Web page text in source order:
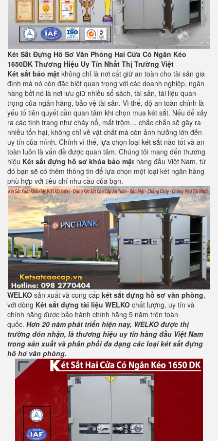
Két Sắt Đựng Hồ Sơ Văn Phòng Hai Cửa Có Ngăn Kéo
1650DK Thương Hiệu Uy Tín Nhất Thị Trường Việt
Két sắt bảo mật không chỉ là nơi cất giữ an toàn cho tài sản gia
đình mà nó còn đặc biệt quan trọng với các doanh nghiệp, ngân
hàng bởi nó là nơi lưu giữ nhiều sổ sách, tài sản, tài liệu quan
trọng của ngân hàng, bảo vệ tài sản. Vì thế, độ an toàn chính là
yếu tố tiên quyết cần quan tâm khi chọn mua két sắt. Nếu để xảy
ra các tình trạng như cháy nổ, mất trộm… chắc chắn sẽ gây ra
nhiều tổn hại, không chỉ về vật chất mà còn ảnh hưởng lớn đến
uy tín của mình. Chính vì thế, lựa chọn loại két sắt nào tốt và an
toàn luôn là vấn đề được quan tâm. Chúng tôi mang đến thương
hiệu Két sắt đựng hồ sơ khóa bảo mật hàng đầu Việt Nam, từ
đó bạn sẽ có thêm thông tin để lựa chọn một loại két ngân hàng
phù hợp với tiêu chí nhu cầu của bạn.
WELKO sản xuất và cung cấp két sắt đựng hồ sơ văn phòng,
với dòng Két sắt đựng tài liệu WELKO chất lượng, uy tín và
chính hãng được bảo hành chính hãng 5 năm trên toàn
quốc. Hơn 20 năm phát triển hiện nay, WELKO được thị
trường đón nhận, là thương hiệu uy tín hàng đầu Việt Nam
trong sản xuất và phân phối đa dạng các loại két sắt đựng
hồ hơ văn phòng.